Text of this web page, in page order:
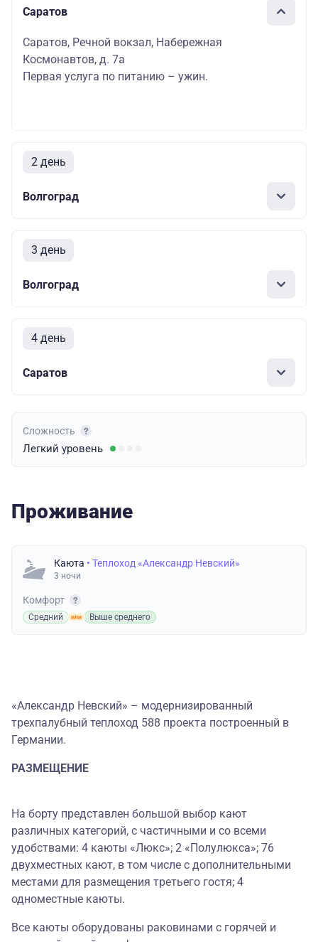
Саратов
Саратов, Речной вокзал, Набережная
Космонавтов, д. 7а
Первая услуга по питанию – ужин.
2 день
Волгоград
3 день
Волгоград
4 день
Саратов
Сложность
Легкий уровень
Проживание
Каюта • Теплоход «Александр Невский»
3 ночи
Комфорт
Средний Выше среднего
«Александр Невский» – модернизированный
трехпалубный теплоход 588 проекта построенный в
Германии.
РАЗМЕЩЕНИЕ
На борту представлен большой выбор кают
различных категорий, с частичными и со всеми
удобствами: 4 каюты «Люкс»; 2 «Полулюкса»; 76
двухместных кают, в том числе с дополнительными
местами для размещения третьего гостя; 4
одноместные каюты.
Все каюты оборудованы раковинами с горячей и